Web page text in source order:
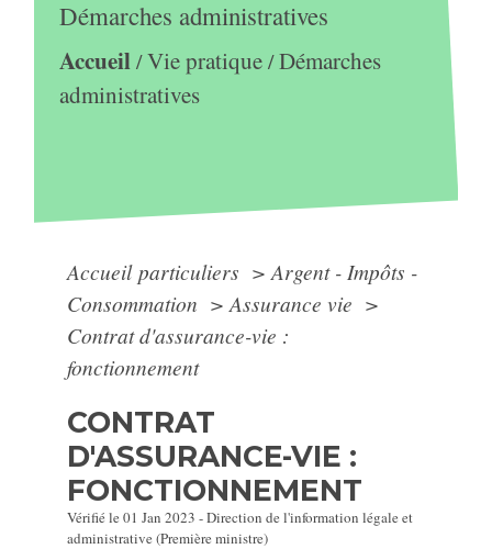
Démarches administratives
Accueil/Vie pratique/Démarches
administratives
Accueil particuliers > Argent - Impôts -
Consommation > Assurance vie >
Contrat d'assurance-vie :
fonctionnement
CONTRAT
D'ASSURANCE-VIE :
FONCTIONNEMENT
Vérifié le 01 Jan 2023 - Direction de l'information légale et
administrative (Première ministre)